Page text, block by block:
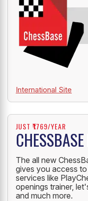
International Site
JUST ₹1769/YEAR
The all new
gives you access
services like
openings trainer,
and much more.